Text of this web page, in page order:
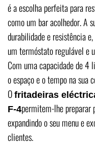
é a escolha perfeita para
como um bar acolhedor. A
durabilidade e resistência
um termóstato regulável e
Com uma capacidade de
o espaço e o tempo na sua
O fritadeiras
F-4permitem-lhe preparar
expandindo o seu menu e
clientes.